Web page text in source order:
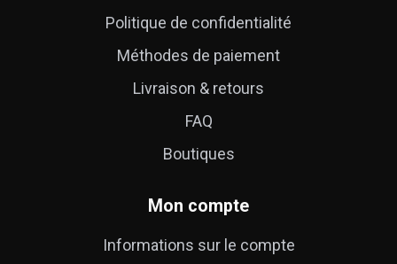
Politique de confidentialité
Méthodes de paiement
Livraison & retours
FAQ
Boutiques
Mon compte
Informations sur le compte